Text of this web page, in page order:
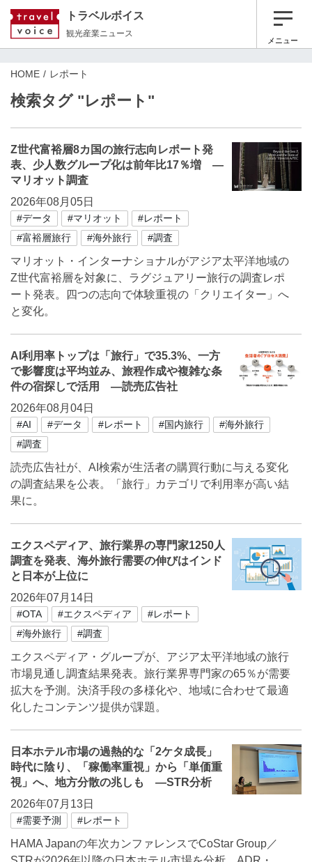
トラベルボイス
観光産業ニュース
メニュー
HOME レポート
検索タグ "レポート"
Z世代富裕層8カ国の旅行志向レポート発
表、少人数グループ化は前年比17％増 ―
マリオット調査
2026年08月05日
#データ #マリオット
#レポート
#富裕層旅行
#海外旅行 #調査
マリオット・インターナショナルがアジア太平洋地域の
Z世代富裕層を対象に、ラグジュアリー旅行の調査レポ
ート発表。四つの志向で体験重視の「クリエイター」へ
と変化。
AI利用率トップは「旅行」で35.3%、一方
で影響度は平均並み、旅程作成や複雑な条
件の宿探しで活用 ―読売広告社
2026年08月04日
#AI #データ #レポート #国内旅行
#海外旅行
#調査
読売広告社が、AI検索が生活者の購買行動に与える変化
の調査結果を公表。「旅行」カテゴリで利用率が高い結
果に。
エクスペディア、旅行業界の専門家1250人
調査を発表、海外旅行需要の伸びはインド
と日本が上位に
2026年07月14日
#OTA #エクスペディア
#レポート
#海外旅行
#調査
エクスペディア・グループが、アジア太平洋地域の旅行
市場見通し調査結果発表。旅行業界専門家の65％が需要
拡大を予測。決済手段の多様化や、地域に合わせて最適
化したコンテンツ提供が課題。
日本ホテル市場の過熱的な「2ケタ成長」
時代に陰り、「稼働率重視」から「単価重
視」へ、地方分散の兆しも ―STR分析
2026年07月13日
#需要予測 #レポート
HAMA Japanの年次カンファレンスでCoStar Group／